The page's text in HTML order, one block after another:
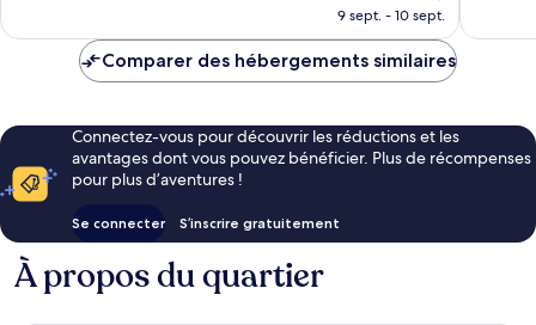
nouveau
est
de
9 sept. - 10 sept.
Comparer des hébergements similaires
Connectez-vous pour découvrir les réductions et les
avantages dont vous pouvez bénéficier. Plus de récompenses
pour plus d’aventures !
Se connecter S’inscrire gratuitement
À propos du quartier